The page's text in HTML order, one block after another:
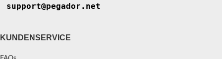
support@pegador.net
KUNDENSERVICE